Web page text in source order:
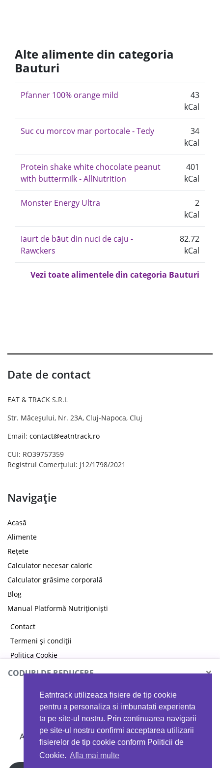
Eatntrack utilizeaza fisiere de tip cookie
pentru a personaliza si imbunatati experienta
ta pe site-ul nostru. Prin continuarea navigarii
pe site-ul nostru confirmi acceptarea utilizarii
fisierelor de tip cookie conform Politicii de
Cookie. Afla mai multe
Alte alimente din categoria
Bauturi
Pfanner 100% orange mild
43
kCal
Suc cu morcov mar portocale - Tedy
34
kCal
Protein shake white chocolate peanut
with buttermilk - AllNutrition
401
kCal
Monster Energy Ultra
2
kCal
Iaurt de băut din nuci de caju -
Rawckers
82.72
kCal
Vezi toate alimentele din categoria Bauturi
Date de contact
EAT & TRACK S.R.L
Str. Măceșului, Nr. 23A, Cluj-Napoca, Cluj
Email: contact@eatntrack.ro
CUI: RO39757359
Registrul Comerțului: J12/1798/2021
Navigație
Acasă
Alimente
Rețete
Calculator necesar caloric
Calculator grăsime corporală
Blog
Manual Platformă Nutriționiști
Contact
Termeni și condiții
Politica Cookie
Politica de confidențialitate
CODURI DE REDUCERE ×
MYPROTEIN
Ai 40%reducere la orice comandă folosind codul
EATTRACK